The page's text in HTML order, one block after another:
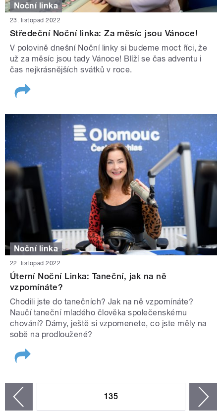
Noční linka
23. listopad 2022
Středeční Noční linka: Za měsíc jsou Vánoce!
V polovině dnešní Noční linky si budeme moct říci, že
už za měsíc jsou tady Vánoce! Blíží se čas adventu i
čas nejkrásnějších svátků v roce.
Noční linka
22. listopad 2022
Úterní Noční Linka: Taneční, jak na ně
vzpomínáte?
Chodili jste do tanečních? Jak na ně vzpomínáte?
Naučí taneční mladého člověka společenskému
chování? Dámy, ještě si vzpomenete, co jste měly na
sobě na prodloužené?
135